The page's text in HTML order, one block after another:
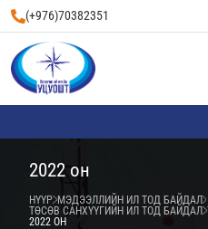
(+976)70382351
2022 он
НҮҮР МЭДЭЭЛЛИЙН ИЛ ТОД БАЙДАЛ
ТӨСӨВ САНХҮҮГИЙН ИЛ ТОД БАЙДАЛ
2022 ОН